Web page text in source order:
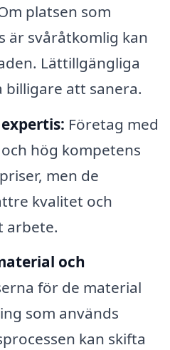
platsen som
är svåråtkomlig kan
Lättillgängliga
att sanera.
Företag med
hög kompetens
men de
kvalitet och
arbete.
och
för de material
som används
kan skifta